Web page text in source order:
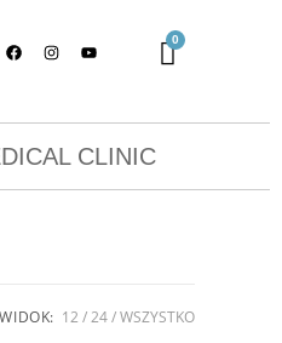
CLINIC
WIDOK: 12 24 WSZYSTKO